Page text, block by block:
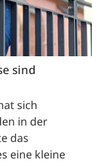
sind
sich
in der
das
eine kleine